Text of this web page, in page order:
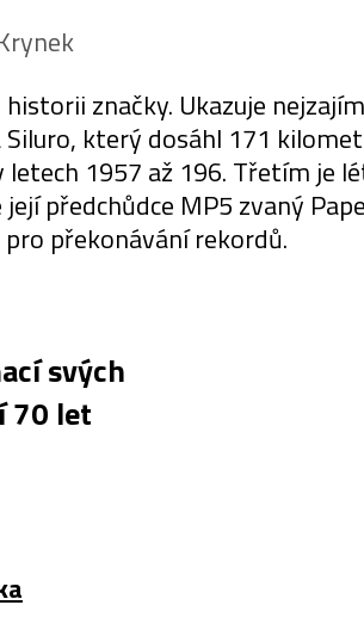
značky. Ukazuje
který dosáhl 171
1957 až 196. Třetím je
předchůdce MP5 zvaný
překonávání rekordů.
svých
70 let